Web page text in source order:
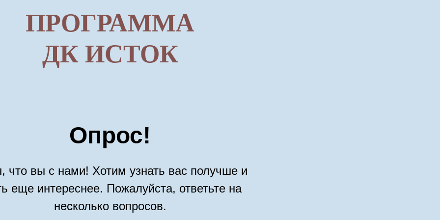
ПРОГРАММА
ДК ИСТОК
Опрос!
что вы с нами! Хотим узнать вас получше и
еще интереснее. Пожалуйста, ответьте на
несколько вопросов.